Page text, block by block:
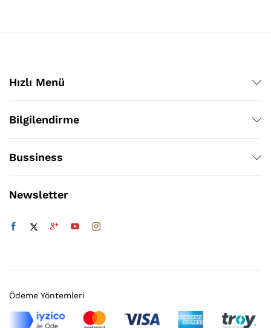
Hızlı Menü
Bilgilendirme
Bussiness
Newsletter
Ödeme Yöntemleri